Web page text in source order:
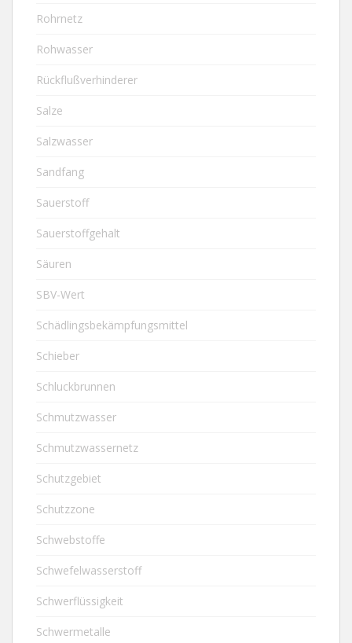
Rohrnetz
Rohwasser
Rückflußverhinderer
Salze
Salzwasser
Sandfang
Sauerstoff
Sauerstoffgehalt
Säuren
SBV-Wert
Schädlingsbekämpfungsmittel
Schieber
Schluckbrunnen
Schmutzwasser
Schmutzwassernetz
Schutzgebiet
Schutzzone
Schwebstoffe
Schwefelwasserstoff
Schwerflüssigkeit
Schwermetalle